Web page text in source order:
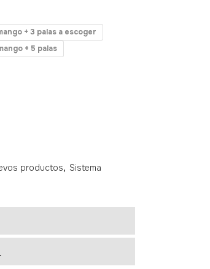
+ 3 palas a escoger
+ 5 palas
productos, Sistema